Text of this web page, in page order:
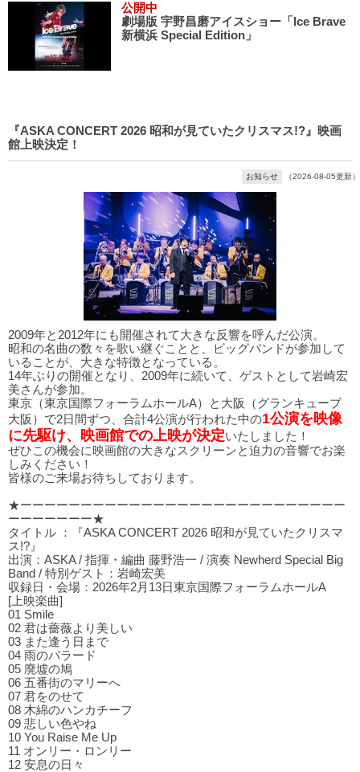
公開中
劇場版 宇野昌磨アイスショー「Ice Brave
新横浜 Special Edition」
『ASKA CONCERT 2026 昭和が見ていたクリスマス!?』映画
館上映決定！
お知らせ （2026-08-05更新）
2009年と2012年にも開催されて大きな反響を呼んだ公演。
昭和の名曲の数々を歌い継ぐことと、ビッグバンドが参加して
いることが、大きな特徴となっている。
14年ぶりの開催となり、2009年に続いて、ゲストとして岩崎宏
美さんが参加。
東京（東京国際フォーラムホールA）と大阪（グランキューブ
大阪）で2日間ずつ、合計4公演が行われた中の1公演を映像
に先駆け、映画館での上映が決定いたしました！
ぜひこの機会に映画館の大きなスクリーンと迫力の音響でお楽
しみください！
皆様のご来場お待ちしております。
★ーーーーーーーーーーーーーーーーーーーーーーーーーーー
ーーーーーーー★
タイトル ：『ASKA CONCERT 2026 昭和が見ていたクリスマ
ス!?』
出演：ASKA / 指揮・編曲 藤野浩一 / 演奏 Newherd Special Big
Band / 特別ゲスト：岩崎宏美
収録日・会場：2026年2月13日東京国際フォーラムホールA
[上映楽曲]
01 Smile
02 君は薔薇より美しい
03 また逢う⽇まで
04 ⾬のバラード
05 廃墟の鳩
06 五番街のマリーへ
07 君をのせて
08 木綿のハンカチーフ
09 悲しい⾊やね
10 You Raise Me Up
11 オンリー・ロンリー
12 安息の⽇々